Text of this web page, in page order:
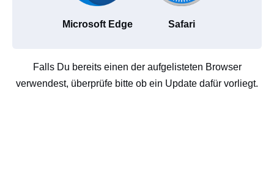
Microsoft Edge Safari
Falls Du bereits einen der aufgelisteten Browser
verwendest, überprüfe bitte ob ein Update dafür vorliegt.